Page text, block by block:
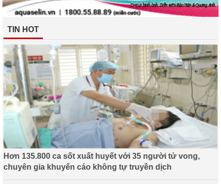
TIN HOT
Hơn 135.800 ca sốt xuất huyết với 35 người tử vong,
chuyên gia khuyến cáo không tự truyền dịch